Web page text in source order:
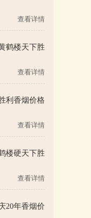
查看详情
鹤楼天下胜
查看详情
利香烟价格
查看详情
楼硬天下胜
查看详情
20年香烟价